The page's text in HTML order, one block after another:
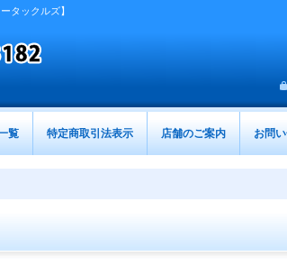
タックルズ】
覧 特定商取引法表示 店舗のご案内 お問